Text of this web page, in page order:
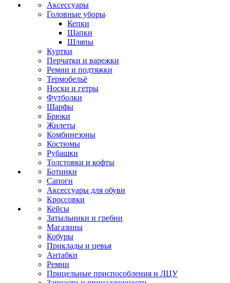
Аксессуары
Головные уборы
Кепки
Шапки
Шляпы
Куртки
Перчатки и варежки
Ремни и подтяжки
Термобельё
Носки и гетры
Футболки
Шарфы
Брюки
Жилеты
Комбинезоны
Костюмы
Рубашки
Толстовки и кофты
Ботинки
Сапоги
Аксессуары для обуви
Кроссовки
Кейсы
Затыльники и гребни
Магазины
Кобуры
Приклады и цевья
Антабки
Ремни
Прицельные приспособления и ЛЦУ